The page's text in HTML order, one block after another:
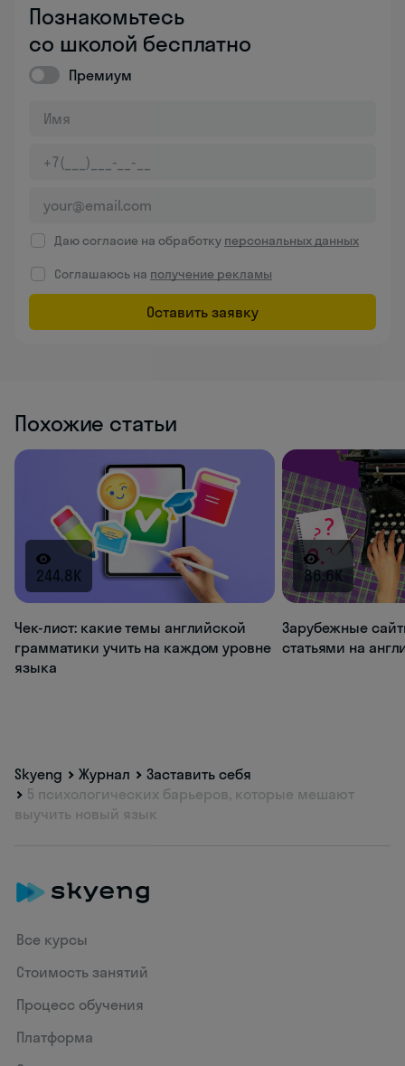
Познакомьтесь
со школой бесплатно
Премиум
Даю согласие на обработку персональных данных
Соглашаюсь на получение рекламы
Оставить заявку
Похожие статьи
244.8K
Чек-лист: какие темы английской
грамматики учить на каждом уровне
языка
86.6K
Зарубежные
статьями на
Skyeng Журнал
Заставить себя
5 психологических барьеров, которые мешают
выучить новый язык
Все курсы
Стоимость занятий
Процесс обучения
Платформа